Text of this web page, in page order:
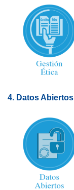
4. Datos Abiertos